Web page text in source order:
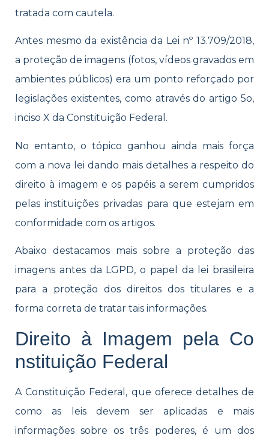
tratada com cautela.
Antes mesmo da existência da Lei nº 13.709/2018,
a proteção de imagens (fotos, vídeos gravados em
ambientes públicos) era um ponto reforçado por
legislações existentes, como através do ​​artigo 5o,
inciso X da Constituição Federal .
No entanto, o tópico ganhou ainda mais força
com a nova lei dando mais detalhes a respeito do
direito à imagem e os papéis a serem cumpridos
pelas instituições privadas para que estejam em
conformidade com os artigos.
Abaixo destacamos mais sobre a proteção das
imagens antes da LGPD, o papel da lei brasileira
para a proteção dos direitos dos titulares e a
forma correta de tratar tais informações.
Direito à Imagem pela Co​​
nstituição Federal
A Constituição Federal, que oferece detalhes de
como as leis devem ser aplicadas e mais
informações sobre os três poderes, é um dos